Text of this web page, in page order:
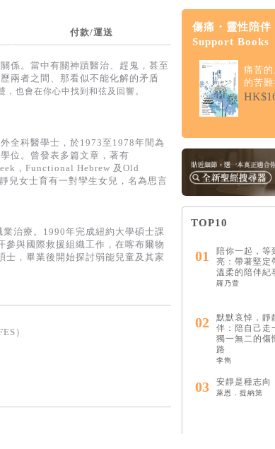
付款/運送
係。當中有關神蹟醫治、趕鬼，甚至
兩者之間、那看似不能化解的矛盾
也會在你心中找到和弦及回響。
全科醫學士，於1973至1978年間為
位。曾發表多篇文章，著有
，Functional Hebrew 及Old
兒女士育有一對孿生女兒，名為思言
治療。1990年完成紐約大學碩士課
與國際救援組織工作，在喀布爾物
，畢業後開始探討弱能兒童及其家
）
傷痛・靈性陪
Support Books
痛苦
的苦
TOP10
01
陪你一起，等
亮：帶著堅定
溫柔的陪伴紀
羅乃萱
02
默默哀悼，靜
伴：陪自己走
獨一無二的傷
路
李雋
03 安靜是種志向
萊恩．提納第